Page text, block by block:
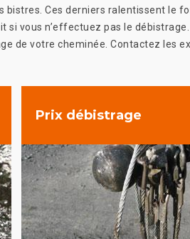
bistres. Ces derniers ralentissent le
vous n’effectuez pas le débistrage.
de votre cheminée. Contactez les
Prix débistrage